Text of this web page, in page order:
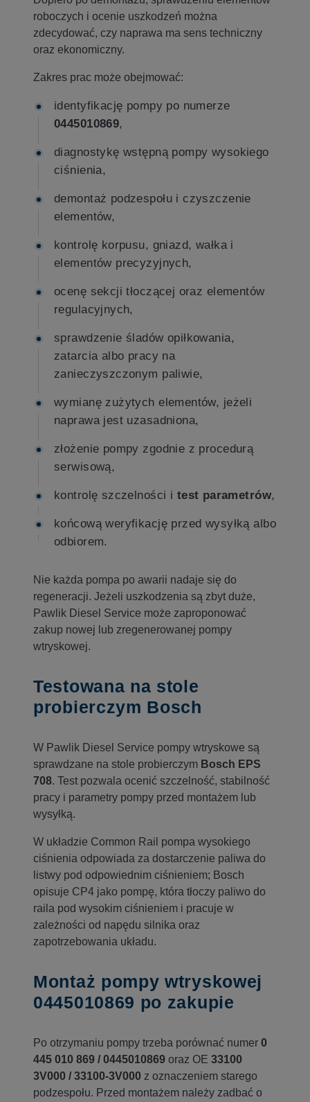
roboczych i ocenie uszkodzeń można
zdecydować, czy naprawa ma sens techniczny
oraz ekonomiczny.
Zakres prac może obejmować:
identyfikację pompy po numerze
0445010869,
diagnostykę wstępną pompy wysokiego
ciśnienia,
demontaż podzespołu i czyszczenie
elementów,
kontrolę korpusu, gniazd, wałka i
elementów precyzyjnych,
ocenę sekcji tłoczącej oraz elementów
regulacyjnych,
sprawdzenie śladów opiłkowania,
zatarcia albo pracy na
zanieczyszczonym paliwie,
wymianę zużytych elementów, jeżeli
naprawa jest uzasadniona,
złożenie pompy zgodnie z procedurą
serwisową,
kontrolę szczelności i test parametrów,
końcową weryfikację przed wysyłką albo
odbiorem.
Nie każda pompa po awarii nadaje się do
regeneracji. Jeżeli uszkodzenia są zbyt duże,
Pawlik Diesel Service może zaproponować
zakup nowej lub zregenerowanej pompy
wtryskowej.
Testowana na stole
probierczym Bosch
W Pawlik Diesel Service pompy wtryskowe są
sprawdzane na stole probierczym Bosch EPS
708. Test pozwala ocenić szczelność, stabilność
pracy i parametry pompy przed montażem lub
wysyłką.
W układzie Common Rail pompa wysokiego
ciśnienia odpowiada za dostarczenie paliwa do
listwy pod odpowiednim ciśnieniem; Bosch
opisuje CP4 jako pompę, która tłoczy paliwo do
raila pod wysokim ciśnieniem i pracuje w
zależności od napędu silnika oraz
zapotrzebowania układu.
Montaż pompy wtryskowej
0445010869 po zakupie
Po otrzymaniu pompy trzeba porównać numer 0
445 010 869 / 0445010869 oraz OE 33100
3V000 / 33100-3V000 z oznaczeniem starego
podzespołu. Przed montażem należy zadbać o